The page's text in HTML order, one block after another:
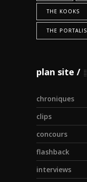
THE KOOKS
THE PORTALIS
plan site
chroniques
clips
concours
flashback
interviews